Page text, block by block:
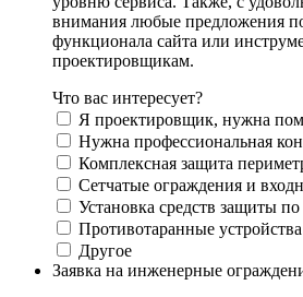
внимания любые предложения
функционала сайта или
проектировщикам.
Что вас интересует?
Я проектировщик, нужна
Нужна профессиональная
Комплексная защита
Сетчатые ограждения и
Установка средств защиты
Противотаранные
Другое
Заявка на инженерные